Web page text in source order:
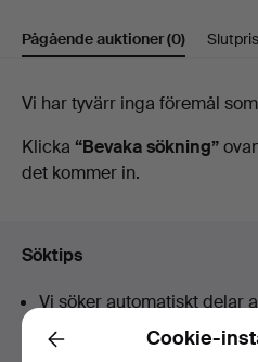
Auktionsverk
Pågående auktioner(0)
Pågående
auktioner
Vi har tyvärr inga föremål
Klicka “Bevaka sökning”
det kommer in.
Söktips
Vi söker automatiskt delar
hittar vi även
arm band sur
Back Cookie-